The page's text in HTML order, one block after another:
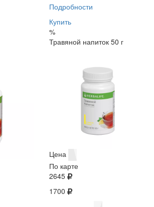
Подробности
Купить
%
Травяной напиток 50 г
Цена
По карте
2645
1700